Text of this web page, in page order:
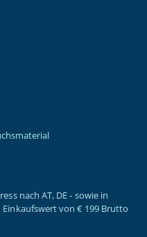
nach AT, DE - sowie in
von € 199 Brutto